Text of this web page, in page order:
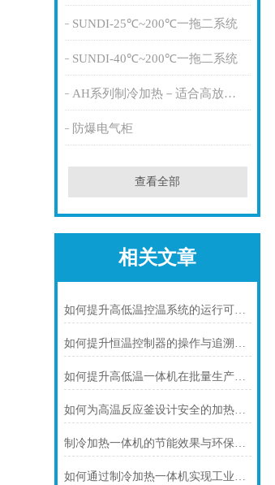
SUNDI-25℃~200℃一拖二系统
SUNDI-40℃~200℃一拖二系统
AH系列制冷加热－适合高放热量
防爆电气柜
查看全部
相关文章
如何提升高低温控温系统的运行可靠性
如何提升恒温控制器的操作与追溯效率
如何提升高低温一体机在批量生产中的适配性
如何为高温反应釜设计安全的加热系统
制冷加热一体机的节能效果与环保优势概述
如何通过制冷加热一体机实现工业反应的准确温度控制